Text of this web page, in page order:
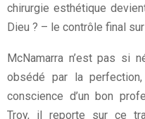
chirurgie esthétique
Dieu ? – le contrôle final
McNamarra n’est pas si
obsédé par la
conscience d’un bon
Troy, il reporte sur ce